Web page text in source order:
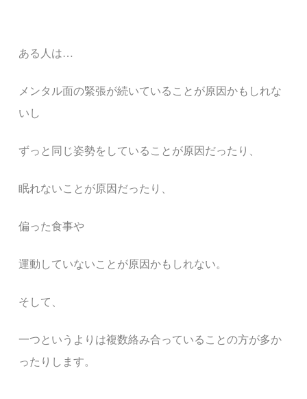
ある人は…
メンタル面の緊張が続いていることが原因かもしれな
いし
ずっと同じ姿勢をしていることが原因だったり、
眠れないことが原因だったり、
偏った食事や
運動していないことが原因かもしれない。
そして、
一つというよりは複数絡み合っていることの方が多か
ったりします。